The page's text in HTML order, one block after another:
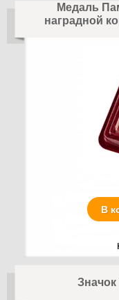
Медаль
наградной
В
Значок